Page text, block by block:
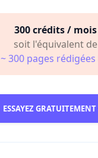
300 crédits / mois
soit l'équivalent de
~ 300 pages rédigées
ESSAYEZ GRATUITEMENT